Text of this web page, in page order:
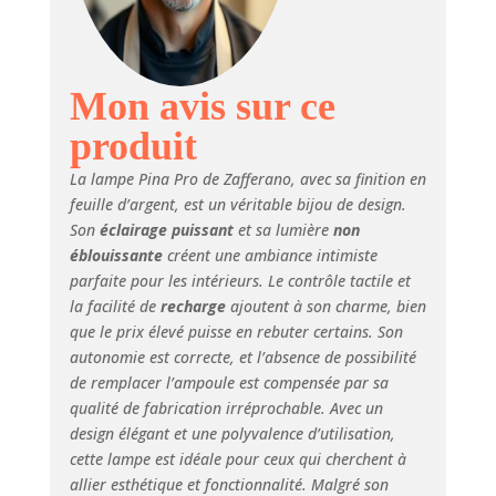
Pina Pro est très
simple, il suffit de
contact.
moins 12 heures, le
temps de recharge
à 1A est de 6/7
heures
AUTONOMIE
CONTRÔLÉE: Grâce
au système de
contrôle, la lampe
surveille et signale
l'autonomie
restante de la
batterie,
permettant
d'optimiser les
Mon avis sur ce
produit
La lampe Pina Pro de Zafferano, avec sa finition en
feuille d’argent, est un véritable bijou de design.
Son éclairage puissantet sa lumière non
éblouissantecréent une ambiance intimiste
parfaite pour les intérieurs. Le contrôle tactile et
la facilité de rechargeajoutent à son charme, bien
que le prix élevé puisse en rebuter certains. Son
autonomie est correcte, et l’absence de possibilité
de remplacer l’ampoule est compensée par sa
qualité de fabrication irréprochable. Avec un
design élégant et une polyvalence d’utilisation,
cette lampe est idéale pour ceux qui cherchent à
allier esthétique et fonctionnalité. Malgré son